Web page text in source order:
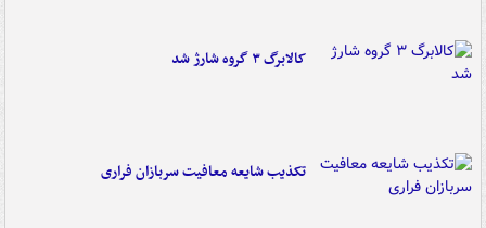
کالابرگ ۳ گروه شارژ شد
تکذیب شایعه معافیت سربازان فراری